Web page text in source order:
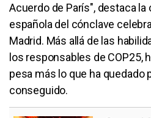
Acuerdo de París", destaca
española del cónclave
Madrid. Más allá de las
los responsables de COP25,
pesa más lo que ha quedado
conseguido.